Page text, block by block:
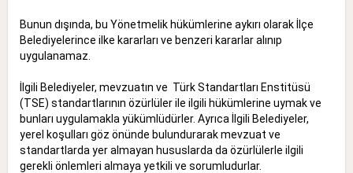
Bunun dışında, bu Yönetmelik hükümlerine aykırı olarak İlçe
Belediyelerince ilke kararları ve benzeri kararlar alınıp
uygulanamaz.
İlgili Belediyeler, mevzuatın ve Türk Standartları Enstitüsü
(TSE) standartlarının özürlüler ile ilgili hükümlerine uymak ve
bunları uygulamakla yükümlüdürler. Ayrıca İlgili Belediyeler,
yerel koşulları göz önünde bulundurarak mevzuat ve
standartlarda yer almayan hususlarda da özürlülerle ilgili
gerekli önlemleri almaya yetkili ve sorumludurlar.